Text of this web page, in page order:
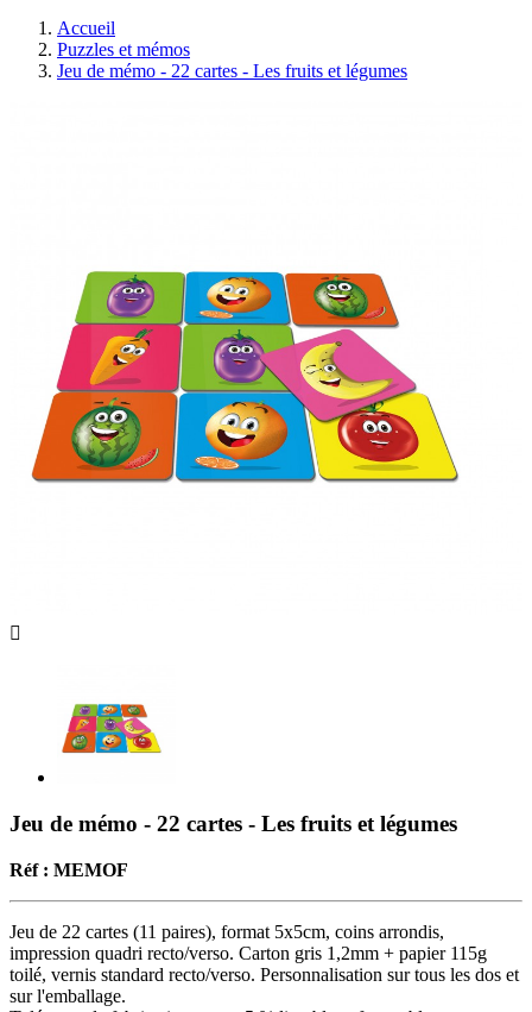
Accueil
Puzzles et mémos
Jeu de mémo - 22 cartes - Les fruits et légumes

Jeu de mémo - 22 cartes - Les fruits et légumes
Réf : MEMOF
Jeu de 22 cartes (11 paires), format 5x5cm, coins arrondis,
impression quadri recto/verso. Carton gris 1,2mm + papier 115g
toilé, vernis standard recto/verso. Personnalisation sur tous les dos et
sur l'emballage.